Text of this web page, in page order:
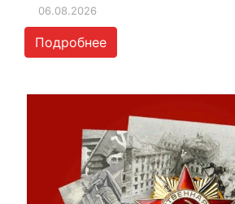
06.08.2026
Подробнее